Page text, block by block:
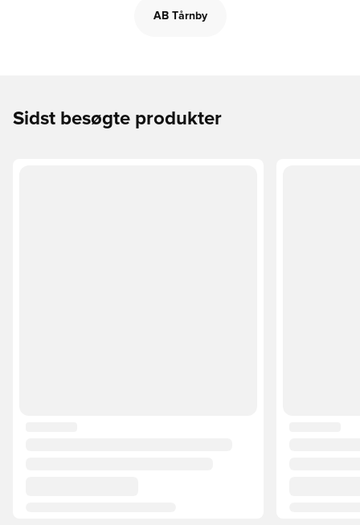
AB Tårnby
Sidst besøgte produkter